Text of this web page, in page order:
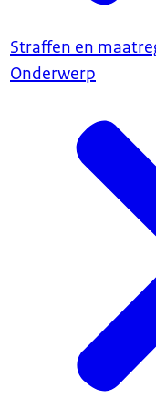
Straffen en
Onderwerp